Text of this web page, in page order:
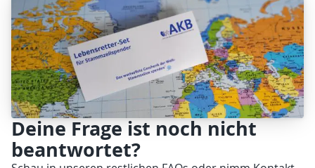
Deine Frage ist noch nicht
beantwortet?